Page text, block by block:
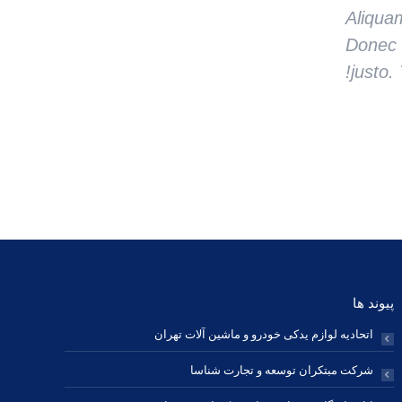
justo.
پیوند ها
اتحادیه لوازم یدکی خودرو و ماشین آلات تهران
شرکت مبتکران توسعه و تجارت شناسا